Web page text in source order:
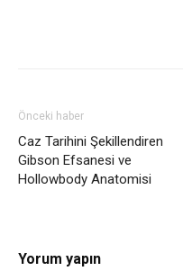
Önceki haber
Caz Tarihini Şekillendiren
Gibson Efsanesi ve
Hollowbody Anatomisi
Yorum yapın